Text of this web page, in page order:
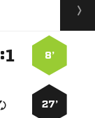
8’
:
27’